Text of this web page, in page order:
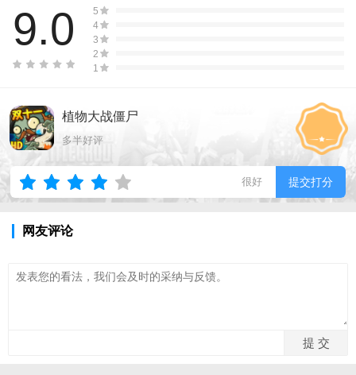
9.0
5
4
3
2
1
植物大战僵尸
多半好评
很好 提交打分
网友评论